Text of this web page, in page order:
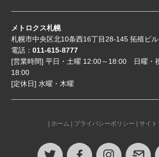
メトロクス札幌
札幌市中央区北10条西16丁目28-145 拓殖ビ
電話：011-615-8777
[営業時間] 平日・土曜 12:00～18:00 日曜・
18:00
[定休日] 水曜・木曜
| ホーム | プライバシーポリシー | サイト